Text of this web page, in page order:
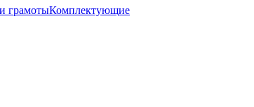
грамотыКомплектующие